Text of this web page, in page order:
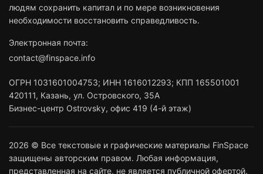
людям сохранить капитал и по мере возникновения
необходимости восстановить справедливость.
Электронная почта:
contact@finspace.info
ОГРН 1031601004753; ИНН 1616012293; КПП 165501001
420111, Казань, ул. Островского, 35А
Бизнес-центр Ostrovsky, офис 419 (4-й этаж)
2026 © Все текстовые и графические материалы FinSpace
защищены авторским правом. Любая информация,
представленная на сайте, не является публичной офертой.